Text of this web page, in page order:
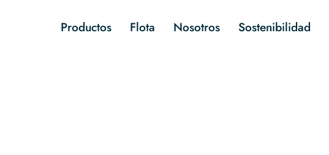
Productos Flota Nosotros Sostenibilidad